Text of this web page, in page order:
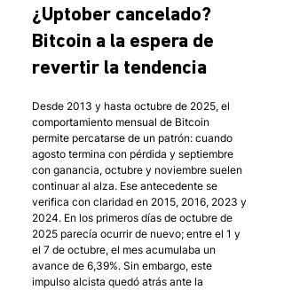
¿Uptober cancelado?
Bitcoin a la espera de
revertir la tendencia
Desde 2013 y hasta octubre de 2025, el
comportamiento mensual de Bitcoin
permite percatarse de un patrón: cuando
agosto termina con pérdida y septiembre
con ganancia, octubre y noviembre suelen
continuar al alza. Ese antecedente se
verifica con claridad en 2015, 2016, 2023 y
2024. En los primeros días de octubre de
2025 parecía ocurrir de nuevo; entre el 1 y
el 7 de octubre, el mes acumulaba un
avance de 6,39%. Sin embargo, este
impulso alcista quedó atrás ante la